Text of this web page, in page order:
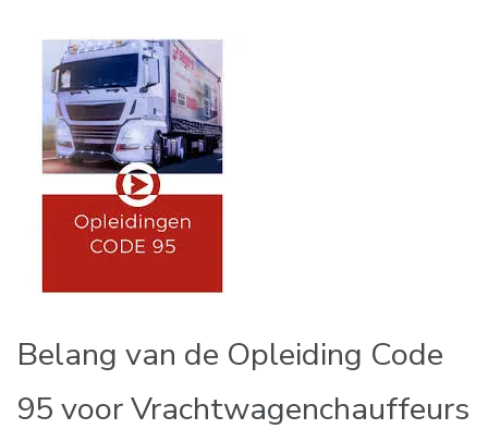
Belang van de Opleiding Code
95 voor Vrachtwagenchauffeurs